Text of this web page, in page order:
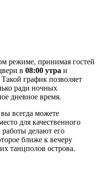
режиме, принимая гостей
в 08:00 утра и
Такой график позволяет
ради ночных
дневное время.
всегда можете
для качественного
делают его
ближе к вечеру
танцполов острова.